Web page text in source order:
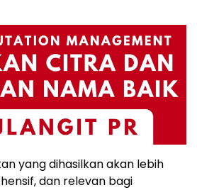
yang dihasilkan akan lebih
dan relevan bagi